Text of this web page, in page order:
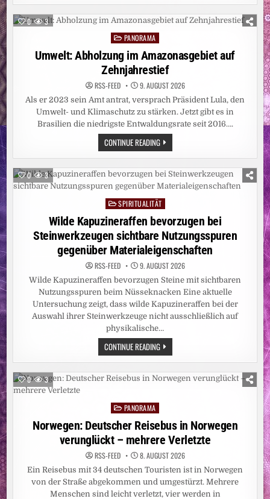
IN
ERÖFFNET
–
BEIM
AUSBAU
DES
GEWALTSCHUTZES
FÜR
MÄNNER
0 3
PostedPANORAMA
Umwelt: Abholzung im Amazonasgebiet auf
Zehnjahrestief
RSS-FEED 9. AUGUST 2026
Als er 2023 sein Amt antrat, versprach Präsident Lula, den
Umwelt- und Klimaschutz zu stärken. Jetzt gibt es in
Brasilien die niedrigste Entwaldungsrate seit 2016….
CONTINUE READINGUMWELT:
ABHOLZUNG
IM
AUF
ZEHNJAHRESTIEF
0 3
Posted
in
SPIRITUALITÄT
Wilde Kapuzineraffen bevorzugen bei
Steinwerkzeugen sichtbare Nutzungsspuren
gegenüber Materialeigenschaften
RSS-FEED 9. AUGUST 2026
Wilde Kapuzineraffen bevorzugen Steine mit sichtbaren
Nutzungsspuren beim Nüsseknacken Eine aktuelle
Untersuchung zeigt, dass wilde Kapuzineraffen bei der
Auswahl ihrer Steinwerkzeuge nicht ausschließlich auf
physikalische…
CONTINUE READINGWILDE
KAPUZINERAFFEN
BEVORZUGEN
STEINWERKZEUGEN
SICHTBARE
0 3
Posted
in
PANORAMA
Norwegen: Deutscher Reisebus in Norwegen
verunglückt – mehrere Verletzte
RSS-FEED 8. AUGUST 2026
Ein Reisebus mit 34 deutschen Touristen ist in Norwegen
von der Straße abgekommen und umgestürzt. Mehrere
Menschen sind leicht verletzt, vier werden in